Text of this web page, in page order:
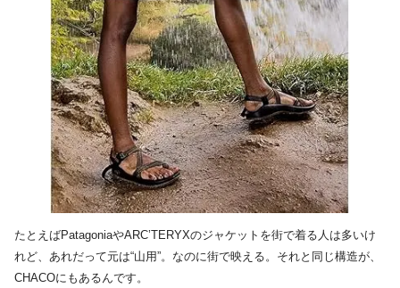
たとえばPatagoniaやARC’TERYXのジャケットを街で着る人は多いけ
れど、あれだって元は“山用”。なのに街で映える。それと同じ構造が、
CHACOにもあるんです。